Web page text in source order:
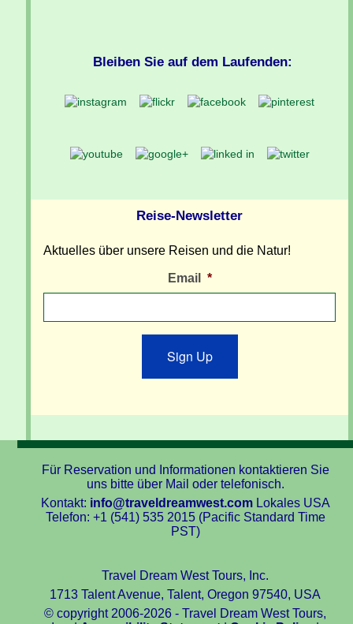
Bleiben Sie auf dem Laufenden:
Reise-Newsletter
Aktuelles über unsere Reisen und die Natur!
Email *
Sign Up
Für Reservation und Informationen kontaktieren Sie
uns bitte über Mail oder telefonisch.
Kontakt: info@traveldreamwest.comLokales USA
Telefon: +1 (541) 535 2015 (Pacific Standard Time
PST)
Travel Dream West Tours, Inc.
1713 Talent Avenue, Talent, Oregon 97540, USA
© copyright 2006-2026 - Travel Dream West Tours,